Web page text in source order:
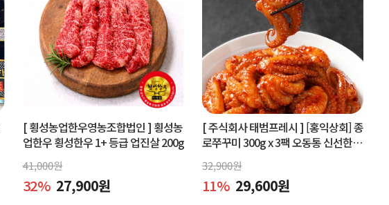
[ 횡성농업한우영농조합법인 ] 횡성농
업한우 횡성한우 1+ 등급 업진살 200g
41,000원
32% 27,900원
[ 주식회사 태범프레시 ] [홍익상회] 종
로쭈꾸미 300g x 3팩 오동통 신선한원
물맛 그대로
32,900원
11% 29,600원